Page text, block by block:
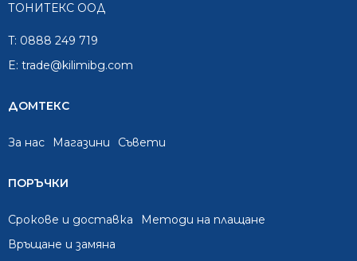
ТОНИТЕКС ООД
T: 0888 249 719
E: trade@kilimibg.com
ДОМТЕКС
За нас Mагазини Съвети
ПОРЪЧКИ
Срокове и доставка
Методи на плащане
Връщане и замяна